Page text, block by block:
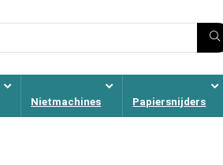
Nietmachines Papiersnijders